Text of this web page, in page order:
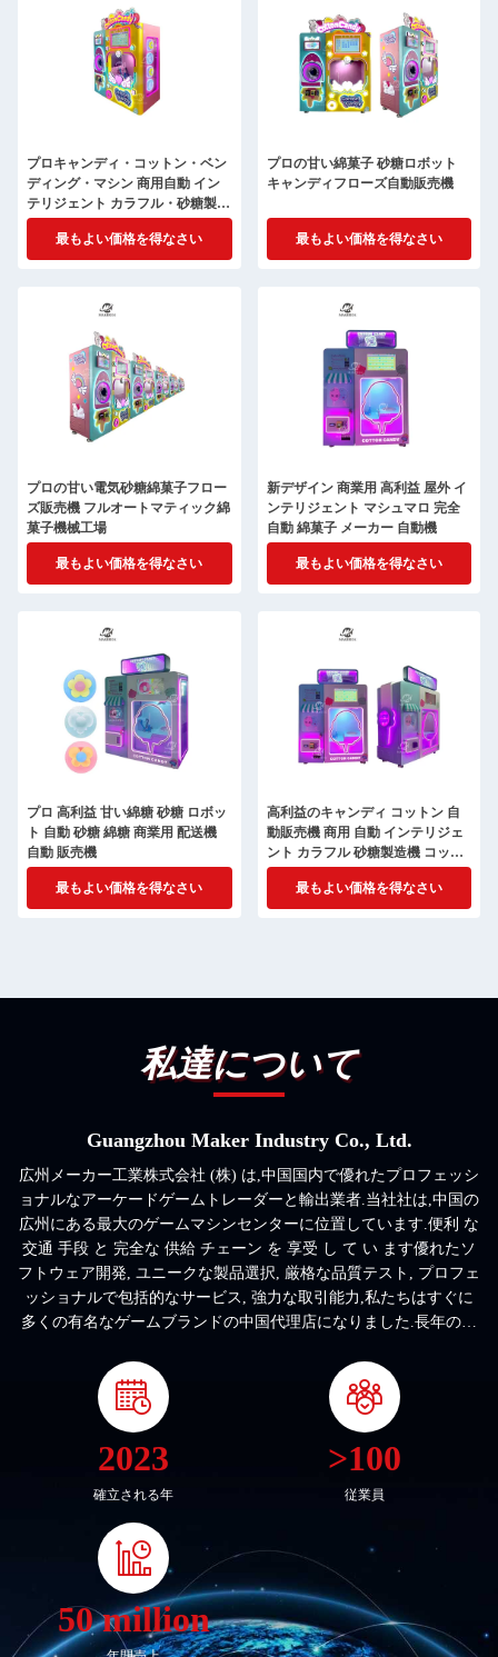
プロキャンディ・コットン・ベン
ディング・マシン 商用自動 イン
テリジェント カラフル・砂糖製造
機 キャンディ・コットン・マ
最もよい価格を得なさい
プロの甘い綿菓子 砂糖ロボット
キャンディフローズ自動販売機
最もよい価格を得なさい
プロの甘い電気砂糖綿菓子フロー
ズ販売機 フルオートマティック綿
菓子機械工場
最もよい価格を得なさい
新デザイン 商業用 高利益 屋外 イ
ンテリジェント マシュマロ 完全
自動 綿菓子 メーカー 自動機
最もよい価格を得なさい
プロ 高利益 甘い綿糖 砂糖 ロボッ
ト 自動 砂糖 綿糖 商業用 配送機
自動 販売機
最もよい価格を得なさい
高利益のキャンディ コットン 自
動販売機 商用 自動 インテリジェ
ント カラフル 砂糖製造機 コット
ン キャンディ マック
最もよい価格を得なさい
私達について
Guangzhou Maker Industry Co., Ltd.
広州メーカー工業株式会社 (株) は,中国国内で優れたプロフェッシ
ョナルなアーケードゲームトレーダーと輸出業者.当社社は,中国の
広州にある最大のゲームマシンセンターに位置しています.便利 な
交通 手段 と 完全な 供給 チェーン を 享受 し て い ます優れたソ
フトウェア開発, ユニークな製品選択, 厳格な品質テスト, プロフェ
ッショナルで包括的なサービス, 強力な取引能力,私たちはすぐに
多くの有名なゲームブランドの中国代理店になりました.長年の勤
などを含む30人の優れたチームを持っています.半分は10年以上ゲ
ームやアニメーション機器の販売とサービスに専念している専門
家ですこれまで100種類以上の製品を販売し 1000件以上のケース
を扱っており 世界中の顧客に業界専門知識と配送を提供してきま
したメーカーゲームは20カ国以上で多くの良いパートナーと顧客
を獲得しましたパーカスタマイズ可能な屋内遊園地事業の 一端的
に惹きつけるだけでなく 継続的な革新的なデザイン...
2023
確立される年
>100
従業員
50 million